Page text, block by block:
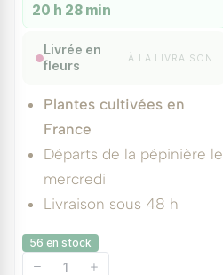
20 h 28 min
Livrée en
fleurs
À LA LIVRAISON
Plantes cultivées en
France
Départs de la pépinière le
mercredi
Livraison sous 48 h
56 en stock